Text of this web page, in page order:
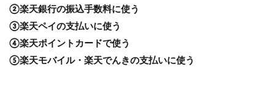
②楽天銀行の振込手数料に使う
③楽天ペイの支払いに使う
④楽天ポイントカードで使う
⑤楽天モバイル・楽天でんきの支払いに使う